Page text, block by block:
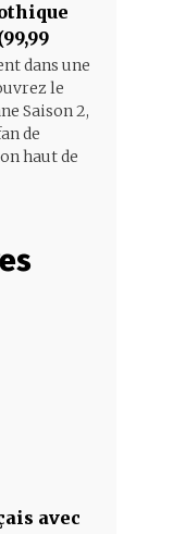
dans une
le
Saison 2,
de
haut de
avec